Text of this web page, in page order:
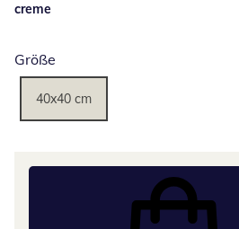
creme
Größe
40x40 cm